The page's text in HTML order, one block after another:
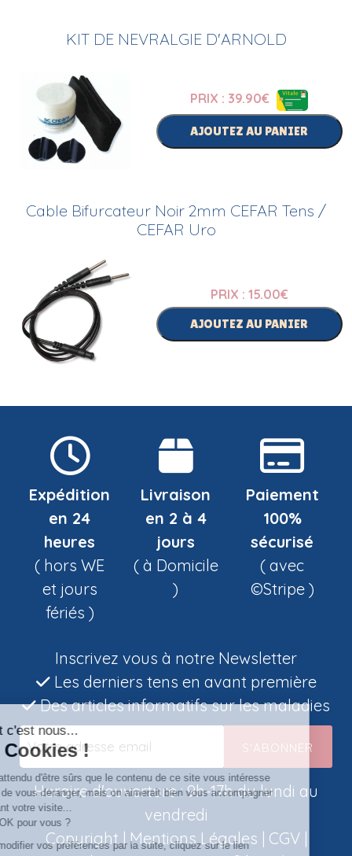
KIT DE NEVRALGIE D'ARNOLD
PRIX : 39.90€
AJOUTEZ AU PANIER
Cable Bifurcateur Noir 2mm CEFAR Tens /
CEFAR Uro
PRIX : 15.00€
AJOUTEZ AU PANIER
Expédition
en 24
heures
( hors WE
et jours
fériés )
Livraison
en 2 à 4
jours
( à Domicile
)
Paiement
100%
sécurisé
( avec
©Stripe )
Inscrivez vous à notre Newsletter
Les derniers tens en avant première
Des articles informatifs sur les maladies
S'ABONNER
Horaire d'ouverture : 9h-17h du lundi au
vendredi
Copyright |Mentions Légales | CGV|